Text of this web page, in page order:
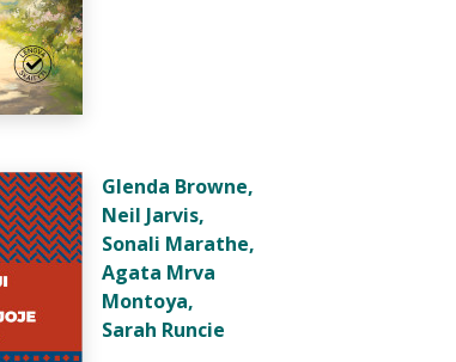
Glenda Browne,
Neil Jarvis,
Sonali Marathe,
Agata Mrva
Montoya,
Sarah Runcie